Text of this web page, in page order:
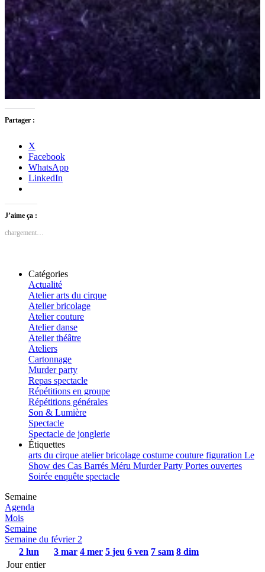
Partager :
X
Facebook
WhatsApp
LinkedIn
J’aime ça :
chargement…
Catégories
Actualité
Atelier arts du cirque
Atelier bricolage
Atelier couture
Atelier danse
Atelier théâtre
Ateliers
Cartonnage
Murder party
Repas spectacle
Répétitions en groupe
Répétitions générales
Son & Lumière
Spectacle
Spectacle de jonglerie
Étiquettes
arts du cirque atelierbricolage costume couture figuration Le
Show des Cas Barrés Méru Murder Party Portes ouvertes
Soirée enquête spectacle
Semaine
Agenda
Mois
Semaine
Semaine du février 2
2 lun 3 mar 4 mer 5 jeu 6 ven 7 sam 8 dim
Jour entier